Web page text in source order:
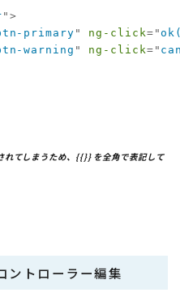
" >
primary" ng-click= "
warning " ng-click= "
てしまうため、{{}} を全角で表記して
ントローラー編集